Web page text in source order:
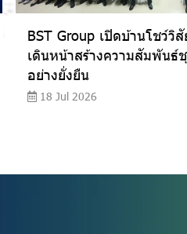
BST Group เปิดบ้านโชว์วิ
เดินหน้าสร้างความสัมพันธ์
อย่างยั่งยืน
18 Jul 2026